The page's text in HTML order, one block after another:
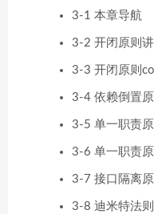
3-1 本章导航
3-2 开闭原则
3-3 开闭原则
3-4 依赖倒置
3-5 单一职责
3-6 单一职责
3-7 接口隔离
3-8 迪米特法